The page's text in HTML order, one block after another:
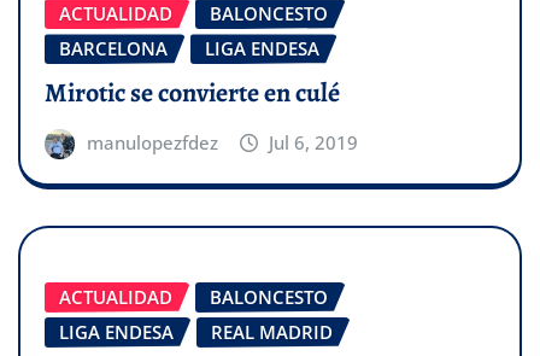
ACTUALIDAD
BALONCESTO
BARCELONA
LIGA ENDESA
Mirotic se convierte en culé
manulopezfdez Jul 6, 2019
ACTUALIDAD
BALONCESTO
LIGA ENDESA
REAL MADRID